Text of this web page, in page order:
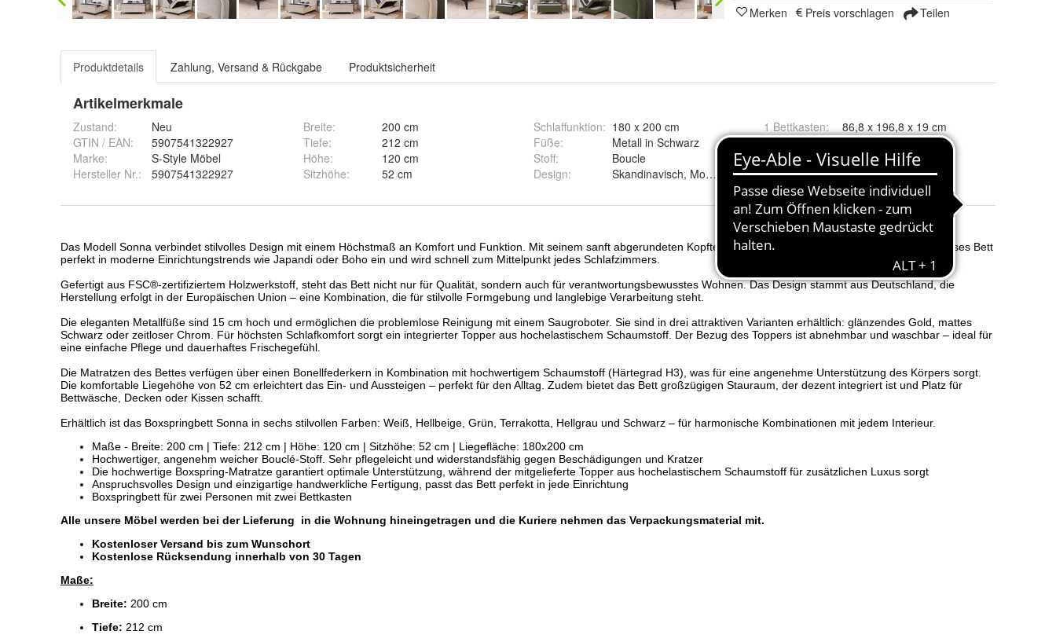
Merken Preis vorschlagen Teilen
Produktdetails Zahlung, Versand & Rückgabe Produktsicherheit
Artikelmerkmale
Zustand:
Neu
GTIN / EAN:
5907541322927
Marke:
S-Style Möbel
Hersteller Nr.:
5907541322927
Breite:
200 cm
Tiefe:
212 cm
Höhe:
120 cm
Sitzhöhe: 52 cm
Schlaffunktion: 180 x 200 cm
Füße:
Metall in Schwarz
Stoff:
Boucle
Design: Skandinavisch, Modern, Boho, Japandi
1 Bettkasten:
86,8 x 196,8 x 19 cm
2 Bettkasten:
86,8 x 196,8 x 19 cm
Farbe: